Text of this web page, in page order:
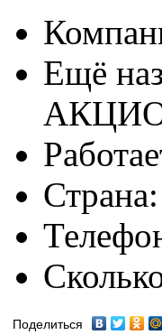
Ещё
Страна:
Поделиться